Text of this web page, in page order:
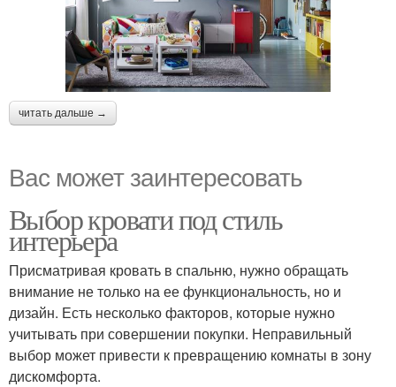
читать дальше →
Вас может заинтересовать
Выбор кровати под стиль
интерьера
Присматривая кровать в спальню, нужно обращать
внимание не только на ее функциональность, но и
дизайн. Есть несколько факторов, которые нужно
учитывать при совершении покупки. Неправильный
выбор может привести к превращению комнаты в зону
дискомфорта.